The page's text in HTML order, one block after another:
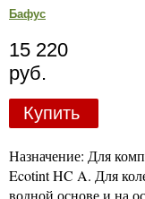
Бафус
15 220
руб.
Купить
Назначение: Для
Ecotint HC A. Для
водной основе и на